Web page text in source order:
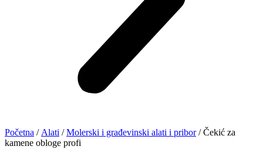
Početna / Alati /Molerski i građevinski alati i pribor/ Čekić za
kamene obloge profi